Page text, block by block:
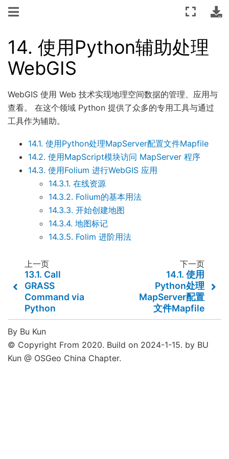
14. 使用Python辅助处理
WebGIS
WebGIS 使用 Web 技术实现地理空间数据的管理、应用与
查看。 在这个领域 Python 提供了众多的专用工具与通过
工具作为辅助。
14.1. 使用Python处理MapServer配置文件Mapfile
14.2. 使用MapScript模块访问 MapServer 程序
14.3. 使用Folium 进行WebGIS 应用
14.3.1. 在线资源
14.3.2. Folium的基本用法
14.3.3. 开始创建地图
14.3.4. 地图标记
14.3.5. Folim 进阶用法
上一页
13.1. Call
GRASS
Command via
Python
下一页
14.1. 使用
Python处理
MapServer配置
文件Mapfile
By Bu Kun
© Copyright From 2020. Build on 2024-1-15. by BU
Kun @ OSGeo China Chapter.